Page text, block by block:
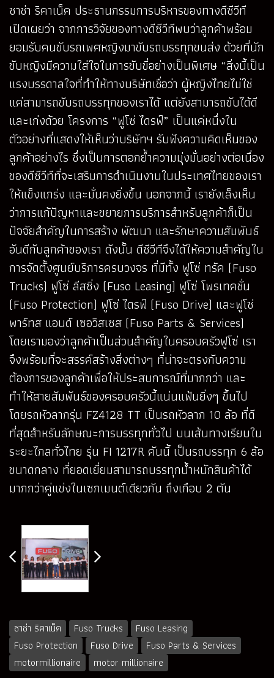
ซาช่า ริคาเน็ค ประธานกรรมการบริหารของทางดีซีวีที
เปิดเผยว่า จากการวิจัยของทางดีซีวีทีพบว่าลูกค้าพร้อม
ยอมรับคนขับรถเพศหญิงมาขับรถบรรทุกขนส่ง ด้วยที่นัก
ขับหญิงมีความใส่ใจในการขับขี่อย่างเป็นพิเศษ “สิ่งนี้เป็น
แรงบรรดาลใจที่ทำให้ทางบริษัทเชื่อว่า ผู้หญิงไทยไม่ใช่
แค่สามารถขับรถบรรทุกของเราได้ แต่ยังสามารถขับได้ดี
และเก่งด้วย โครงการ “ฟูโซ่ ไดรฟ์” เป็นแค่หนึ่งใน
ตัวอย่างที่แสดงให้เห็นว่าบริษัทฯ รับฟังความคิดเห็นของ
ลูกค้าอย่างไร ซึ่งเป็นการตอกย้ำความมุ่งมั่นอย่างต่อเนื่อง
ของดีซีวีทีที่จะเสริมการดำเนินงานในประเทศไทยของเรา
ให้แข็งแกร่ง และมั่นคงยิ่งขึ้น นอกจากนี้ เรายังเล็งเห็น
ว่าการแก้ปัญหาและขยายการบริการสำหรับลูกค้าก็เป็น
ปัจจัยสำคัญในการสร้าง พัฒนา และรักษาความสัมพันธ์
อันดีกับลูกค้าของเรา ดังนั้น ดีซีวีทีจึงได้ให้ความสำคัญใน
การจัดตั้งศูนย์บริการครบวงจร ที่มีทั้ง ฟูโซ่ ทรัค (Fuso
Trucks) ฟูโซ่ ลีสซิ่ง (Fuso Leasing) ฟูโซ่ โพรเทคชั่น
(Fuso Protection) ฟูโซ่ ไดรฟ์ (Fuso Drive) และฟูโซ่
พาร์ทส แอนด์ เซอวิสเซส (Fuso Parts & Services)
โดยเรามองว่าลูกค้าเป็นส่วนสำคัญในครอบครัวฟูโซ่ เรา
จึงพร้อมที่จะสรรค์สร้างสิ่งต่างๆ ที่น่าจะตรงกับความ
ต้องการของลูกค้าเพื่อให้ประสบการณ์ที่มากกว่า และ
ทำให้สายสัมพันธ์ของครอบครัวนี้แน่นแฟ้นยิ่งๆ ขึ้นไป
โดยรถหัวลากรุ่น FZ4128 TT เป็นรถหัวลาก 10 ล้อ ที่ดี
ที่สุดสำหรับลักษณะการบรรทุกทั่วไป บนเส้นทางเรียบใน
ระยะไกลทั่วไทย รุ่น FI 1217R คันนี้ เป็นรถบรรทุก 6 ล้อ
ขนาดกลาง ที่ยอดเยี่ยมสามารถบรรทุกน้ำหนักสินค้าได้
มากกว่าคู่แข่งในเซกเมนต์เดียวกัน ถึงเกือบ 2 ตัน
ซาช่า ริคาเน็ค Fuso Trucks
Fuso Leasing
Fuso Protection
Fuso Drive
Fuso Parts & Services
motormillionaire
motor millionaire